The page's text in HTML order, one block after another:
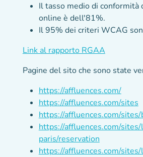
Il tasso medio di conformità
online è dell'81%.
Il 95% dei criteri WCAG
Link al rapporto RGAA(nuova
Pagine del sito che sono state
https://affluences.com/
https://affluences.com/sites
https://affluences.com/
https://affluences.com/
paris/reservation
https://affluences.com/